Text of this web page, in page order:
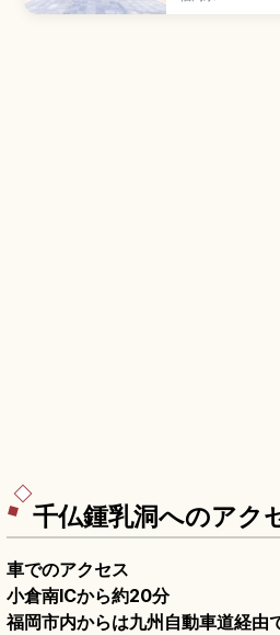
地。延喜3年(903
千仏鍾乳洞へのアク
車でのアクセス
小倉南ICから約20分
福岡市内からは九州自動車道経由